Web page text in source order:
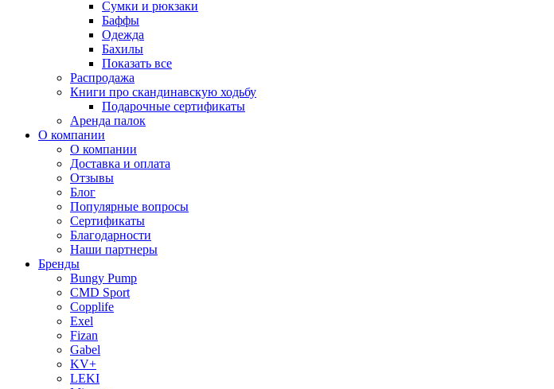
Сумки и рюкзаки
Баффы
Одежда
Бахилы
Показать все
Распродажа
Книги про скандинавскую ходьбу
Подарочные сертификаты
Аренда палок
О компании
О компании
Доставка и оплата
Отзывы
Блог
Популярные вопросы
Сертификаты
Благодарности
Наши партнеры
Бренды
Bungy Pump
CMD Sport
Copplife
Exel
Fizan
Gabel
KV+
LEKI